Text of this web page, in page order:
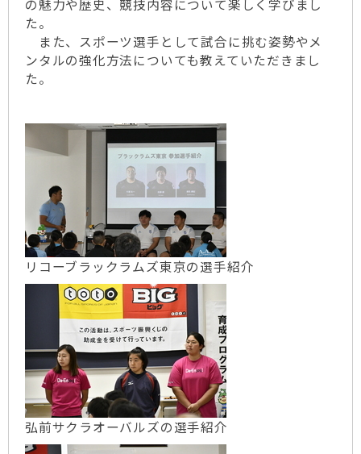
の魅力や歴史、競技内容について楽しく学びまし
た。
また、スポーツ選手として試合に挑む姿勢やメ
ンタルの強化方法についても教えていただきまし
た。
リコーブラックラムズ東京の選手紹介
弘前サクラオーバルズの選手紹介